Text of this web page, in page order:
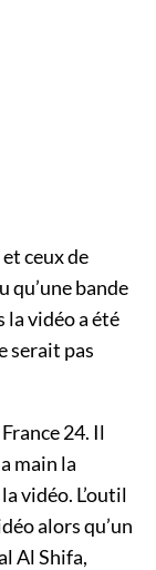
ceux de
qu’une bande
la vidéo a été
serait pas
24. Il
main la
vidéo. L’outil
alors qu’un
Al Shifa,